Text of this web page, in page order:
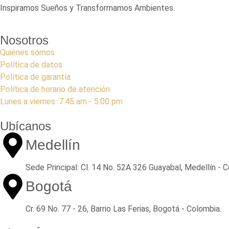
Inspiramos Sueños y Transformamos Ambientes.
Nosotros
Quiénes somos
Política de datos
Política de garantía
Política de horario de atención
Lunes a viernes: 7:45 am - 5:00 pm
Ubícanos
Medellín
Sede Principal: Cl. 14 No. 52A 326 Guayabal, Medellín -
Bogotá
Cr. 69 No. 77 - 26, Barrio Las Ferias, Bogotá - Colombia.